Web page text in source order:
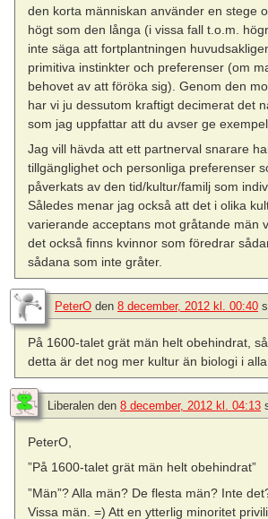
den korta människan använder en stege
högt som den långa (i vissa fall t.o.m.
inte säga att fortplantningen
primitiva instinkter och preferenser (om
behovet av att föröka sig). Genom den
har vi ju dessutom kraftigt decimerat det
som jag uppfattar att du avser ge exempel
Jag vill hävda att ett partnerval snarare
tillgänglighet och personliga preferenser
påverkats av den tid/kultur/familj som
Således menar jag också att det i olika
varierande acceptans mot gråtande män
det också finns kvinnor som föredrar
sådana som inte gråter.
PeterO den 8 december, 2012 kl. 00:40
På 1600-talet grät män helt obehindrat,
detta är det nog mer kultur än biologi i alla
Liberalen den 8 december, 2012 kl. 04:13
PeterO,
”På 1600-talet grät män helt obehindrat”
”Män”? Alla män? De flesta män? Inte
Vissa män. =) Att en ytterlig minoritet